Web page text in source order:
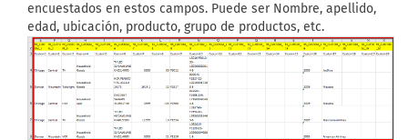
encuestados en estos campos. Puede ser Nombre, apellido,
edad, ubicación, producto, grupo de productos, etc.